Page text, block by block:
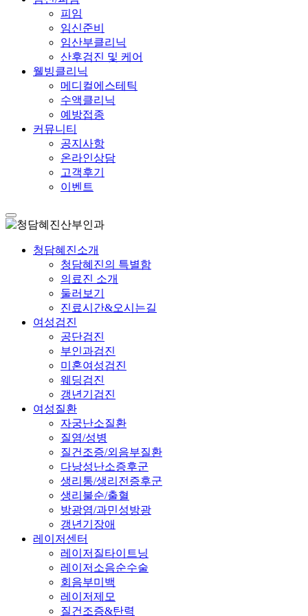
피임
임신준비
임산부클리닉
산후검진 및 케어
웰빙클리닉
메디컬에스테틱
수액클리닉
예방접종
커뮤니티
공지사항
온라인상담
고객후기
이벤트
청담혜진소개
청담혜진의 특별함
의료진 소개
둘러보기
진료시간&오시는길
여성검진
공단검진
부인과검진
미혼여성검진
웨딩검진
갱년기검진
여성질환
자궁난소질환
질염/성병
질건조증/외음부질환
다낭성난소증후군
생리통/생리전증후군
생리불순/출혈
방광염/과민성방광
갱년기장애
레이저센터
레이저질타이트닝
레이저소음순수술
회음부미백
레이저제모
질건조증&탄력